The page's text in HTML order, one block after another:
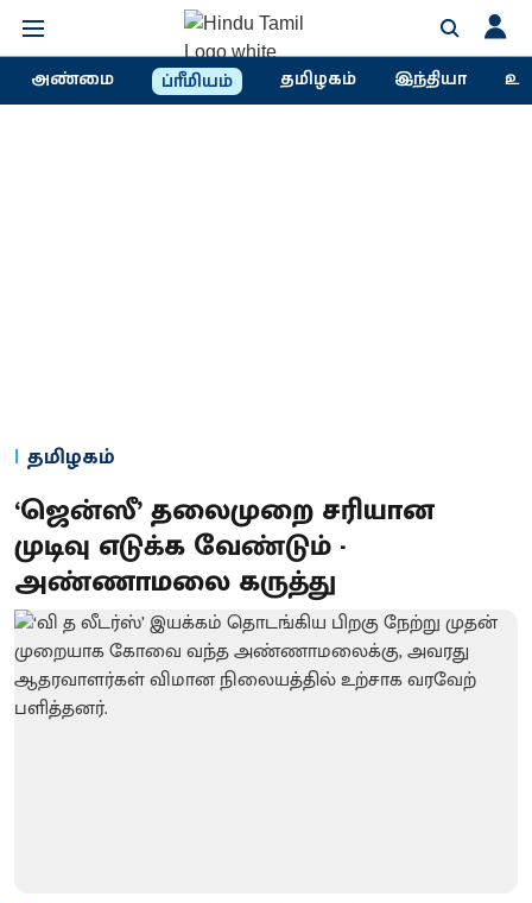
அண்மை ப்ரீமியம் தமிழகம் இந்தியா
தமிழகம்
‘ஜென்ஸீ’ தலைமுறை சரியான
முடிவு எடுக்க வேண்டும் -
அண்ணாமலை கருத்து